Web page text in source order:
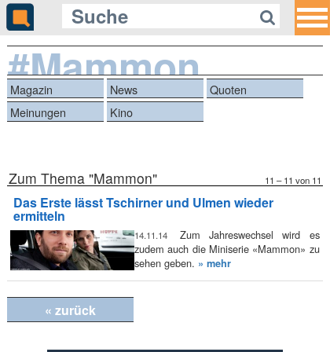
#Mammon
Magazin News
Quoten
Meinungen
Kino
Zum Thema "Mammon" 11 – 11 von 11
Das Erste lässt Tschirner und Ulmen wieder
ermitteln
14.11.14
Zum Jahreswechsel wird es
zudem auch die Miniserie «Mammon» zu
sehen geben. » mehr
« zurück